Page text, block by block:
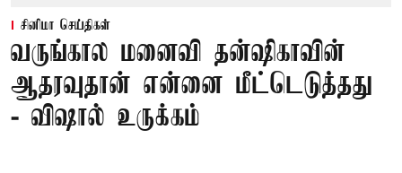
சினிமா செய்திகள்
வருங்கால மனைவி தன்ஷிகாவின்
ஆதரவுதான் என்னை மீட்டெடுத்தது
- விஷால் உருக்கம்